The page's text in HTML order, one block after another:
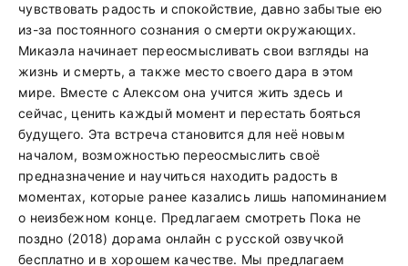
чувствовать радость и спокойствие, давно забытые ею
из-за постоянного сознания о смерти окружающих.
Микаэла начинает переосмысливать свои взгляды на
жизнь и смерть, а также место своего дара в этом
мире. Вместе с Алексом она учится жить здесь и
сейчас, ценить каждый момент и перестать бояться
будущего. Эта встреча становится для неё новым
началом, возможностью переосмыслить своё
предназначение и научиться находить радость в
моментах, которые ранее казались лишь напоминанием
о неизбежном конце. Предлагаем смотреть Пока не
поздно (2018) дорама онлайн с русской озвучкой
бесплатно и в хорошем качестве. Мы предлагаем